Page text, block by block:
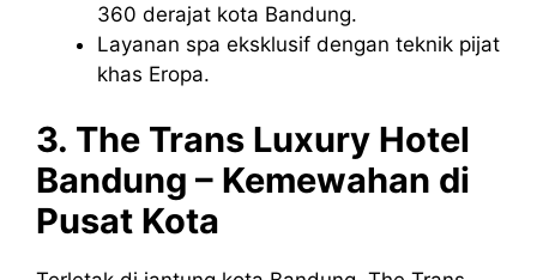
360 derajat kota Bandung.
Layanan spa eksklusif dengan teknik pijat
khas Eropa.
3. The Trans Luxury Hotel
Bandung – Kemewahan di
Pusat Kota